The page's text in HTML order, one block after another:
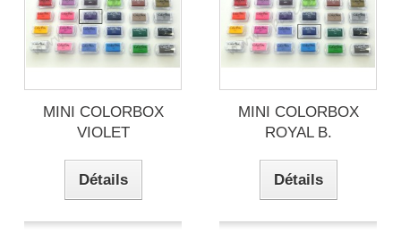
MINI COLORBOX
VIOLET
Détails
MINI COLORBOX
ROYAL B.
Détails